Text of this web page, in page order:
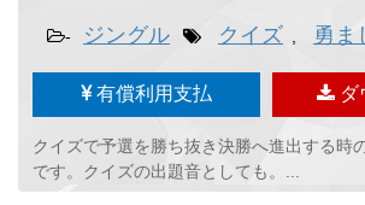
- ジングル クイズ 勇ま
有償利用支払 ダ
クイズで予選を勝ち抜き決勝へ進出する時
です。クイズの出題音としても。...